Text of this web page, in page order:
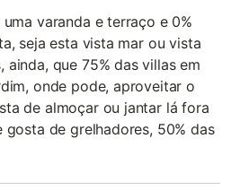
varanda e terraço e 0%
seja esta vista mar ou vista
ainda, que 75% das villas em
onde pode, aproveitar o
de almoçar ou jantar lá fora
gosta de grelhadores, 50% das